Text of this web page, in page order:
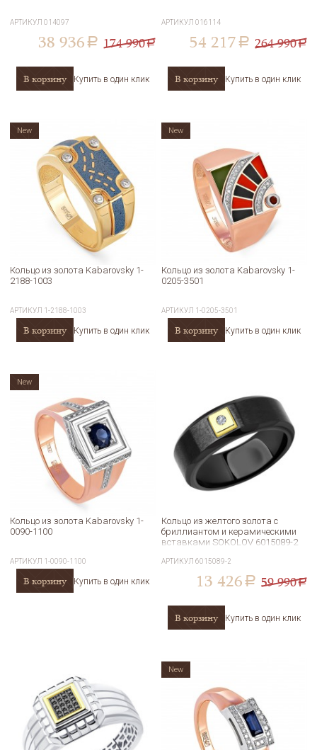
АРТИКУЛ014097
38 936 a 174 990a
В корзину Купить в один клик
АРТИКУЛ016114
54 217 a 264 990a
В корзину Купить в один клик
Кольцо из золота Kabarovsky 1-
2188-1003
АРТИКУЛ 1-2188-1003
В корзину Купить в один клик
New
Кольцо из золота Kabarovsky 1-
0205-3501
АРТИКУЛ 1-0205-3501
В корзину Купить в один клик
New
Кольцо из золота Kabarovsky 1-
0090-1100
АРТИКУЛ 1-0090-1100
В корзину Купить в один клик
New
Кольцо из желтого золота с
бриллиантом и керамическими
вставками SOKOLOV 6015089-2
АРТИКУЛ6015089-2
13 426 a 59 990a
В корзину Купить в один клик
New